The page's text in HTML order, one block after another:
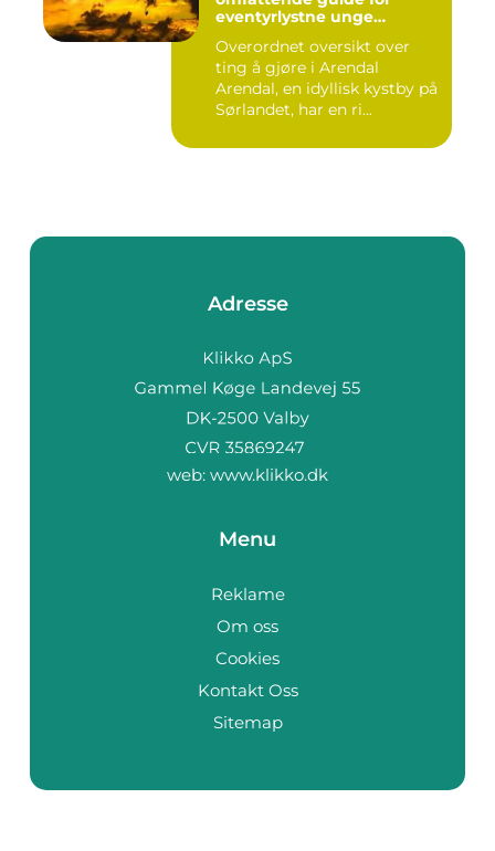
eventyrlystne unge
Overordnet oversikt over
ting å gjøre i Arendal
Arendal, en idyllisk kystby på
Sørlandet, har en ri...
Adresse
web: www.klikko.dk
Menu
Reklame
Om oss
Cookies
Kontakt Oss
Sitemap